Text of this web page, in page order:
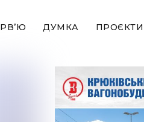
ДУМКА ПРОЄКТИ